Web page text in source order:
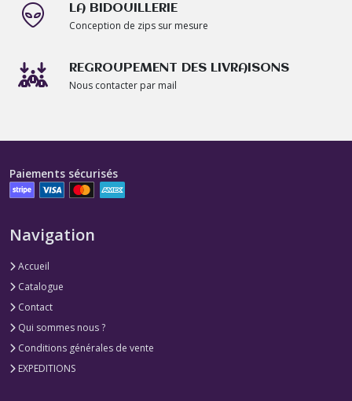
LA BIDOUILLERIE
Conception de zips sur mesure
REGROUPEMENT DES LIVRAISONS
Nous contacter par mail
Paiements sécurisés
Navigation
Accueil
Catalogue
Contact
Qui sommes nous ?
Conditions générales de vente
EXPEDITIONS